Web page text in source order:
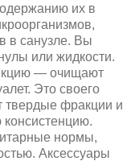
их в
в санузле. Вы
или жидкости.
— очищают
Это своего
твердые фракции и
нормы,
Аксессуары